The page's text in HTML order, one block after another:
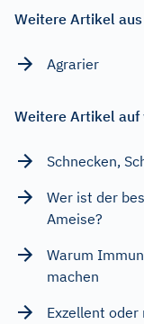
Weitere Artikel
Agrarier
Weitere Artikel auf
Schnecken,
Wer ist der
Ameise?
Warum
machen
Exzellent oder